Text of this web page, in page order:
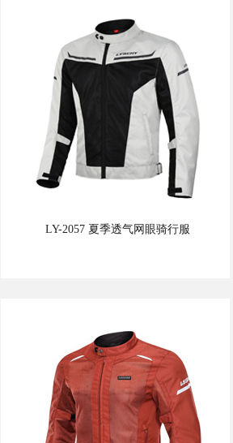
LY-2057 夏季透气网眼骑行服